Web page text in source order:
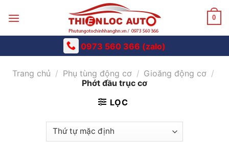
0
0973 560 366 (zalo)
Trang chủ / Phụ tùng động cơ / Gioăng động cơ /
Phớt đầu trục cơ
LỌC